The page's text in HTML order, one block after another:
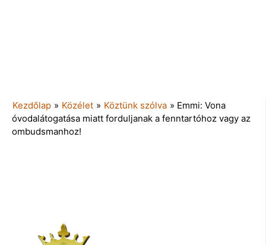
Kezdőlap » Közélet » Köztünk szólva » Emmi: Vona
óvodalátogatása miatt forduljanak a fenntartóhoz vagy az
ombudsmanhoz!